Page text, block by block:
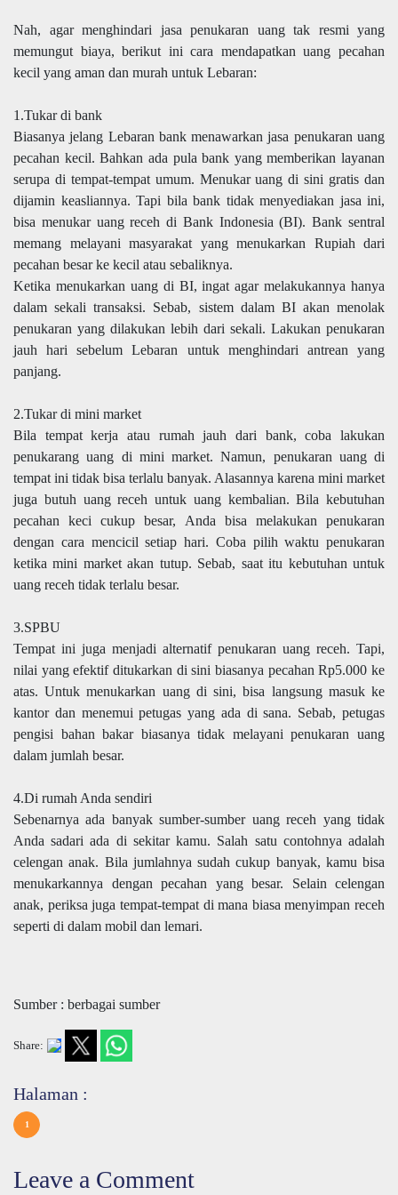
Nah, agar menghindari jasa penukaran uang tak resmi yang
memungut biaya, berikut ini cara mendapatkan uang pecahan
kecil yang aman dan murah untuk Lebaran:
1.Tukar di bank
Biasanya jelang Lebaran bank menawarkan jasa penukaran uang
pecahan kecil. Bahkan ada pula bank yang memberikan layanan
serupa di tempat-tempat umum. Menukar uang di sini gratis dan
dijamin keasliannya. Tapi bila bank tidak menyediakan jasa ini,
bisa menukar uang receh di Bank Indonesia (BI). Bank sentral
memang melayani masyarakat yang menukarkan Rupiah dari
pecahan besar ke kecil atau sebaliknya.
Ketika menukarkan uang di BI, ingat agar melakukannya hanya
dalam sekali transaksi. Sebab, sistem dalam BI akan menolak
penukaran yang dilakukan lebih dari sekali. Lakukan penukaran
jauh hari sebelum Lebaran untuk menghindari antrean yang
panjang.
2.Tukar di mini market
Bila tempat kerja atau rumah jauh dari bank, coba lakukan
penukarang uang di mini market. Namun, penukaran uang di
tempat ini tidak bisa terlalu banyak. Alasannya karena mini market
juga butuh uang receh untuk uang kembalian. Bila kebutuhan
pecahan keci cukup besar, Anda bisa melakukan penukaran
dengan cara mencicil setiap hari. Coba pilih waktu penukaran
ketika mini market akan tutup. Sebab, saat itu kebutuhan untuk
uang receh tidak terlalu besar.
3.SPBU
Tempat ini juga menjadi alternatif penukaran uang receh. Tapi,
nilai yang efektif ditukarkan di sini biasanya pecahan Rp5.000 ke
atas. Untuk menukarkan uang di sini, bisa langsung masuk ke
kantor dan menemui petugas yang ada di sana. Sebab, petugas
pengisi bahan bakar biasanya tidak melayani penukaran uang
dalam jumlah besar.
4.Di rumah Anda sendiri
Sebenarnya ada banyak sumber-sumber uang receh yang tidak
Anda sadari ada di sekitar kamu. Salah satu contohnya adalah
celengan anak. Bila jumlahnya sudah cukup banyak, kamu bisa
menukarkannya dengan pecahan yang besar. Selain celengan
anak, periksa juga tempat-tempat di mana biasa menyimpan receh
seperti di dalam mobil dan lemari.
Sumber : berbagai sumber
Share:
Halaman :
1
Leave a Comment